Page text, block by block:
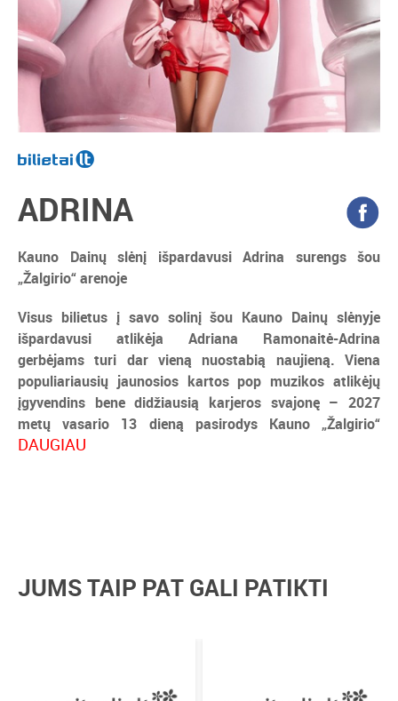
ADRINA
Kauno Dainų slėnį išpardavusi Adrina surengs šou
„Žalgirio“ arenoje
Visus bilietus į savo solinį šou Kauno Dainų slėnyje
išpardavusi atlikėja Adriana Ramonaitė-Adrina
gerbėjams turi dar vieną nuostabią naujieną. Viena
populiariausių jaunosios kartos pop muzikos atlikėjų
įgyvendins bene didžiausią karjeros svajonę –2027
metų vasario 13 dieną pasirodys Kauno „Žalgirio“
arenoje.
taip pat yra visiškai išparduotas, nors iki koncerto dar
pristatė prieš penkerius metus, o pirmąjį solinį šou
DAUGIAU
JUMS TAIP PAT GALI PATIKTI